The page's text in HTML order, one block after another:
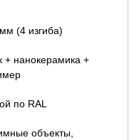
(4 изгиба)
+ нанокерамика +
по RAL
объекты,